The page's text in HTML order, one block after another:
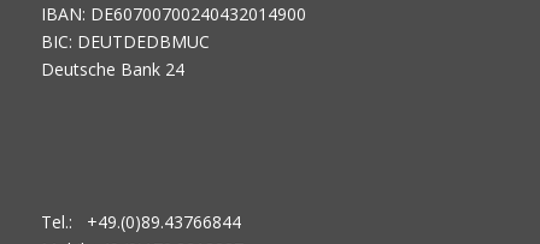
IBAN: DE60700700240432014900
BIC: DEUTDEDBMUC
Deutsche Bank 24
Tel.: +49.(0)89.43766844